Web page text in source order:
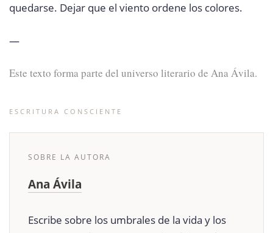
quedarse. Dejar que el viento ordene los colores.
—
Este texto forma parte del universo literario de Ana Ávila.
ESCRITURA CONSCIENTE
SOBRE LA AUTORA
Ana Ávila
Escribe sobre los umbrales de la vida y los